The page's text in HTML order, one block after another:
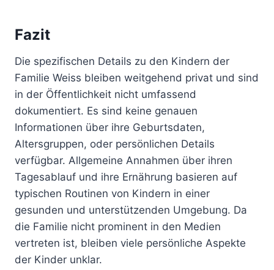
Fazit
Die spezifischen Details zu den Kindern der
Familie Weiss bleiben weitgehend privat und sind
in der Öffentlichkeit nicht umfassend
dokumentiert. Es sind keine genauen
Informationen über ihre Geburtsdaten,
Altersgruppen, oder persönlichen Details
verfügbar. Allgemeine Annahmen über ihren
Tagesablauf und ihre Ernährung basieren auf
typischen Routinen von Kindern in einer
gesunden und unterstützenden Umgebung. Da
die Familie nicht prominent in den Medien
vertreten ist, bleiben viele persönliche Aspekte
der Kinder unklar.